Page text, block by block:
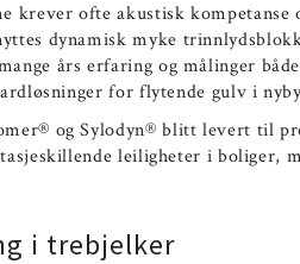
krever ofte akustisk kompetanse
dynamisk myke
års erfaring og målinger
for flytende gulv i
og Sylodyn® blitt levert til
leiligheter i boliger,
i trebjelker